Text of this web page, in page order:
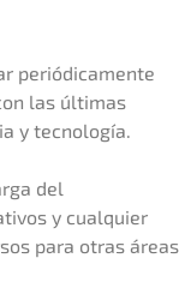
periódicamente
las últimas
y tecnología.
del
y cualquier
para otras áreas